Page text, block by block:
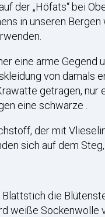
der „Höfats“ bei
in unseren
eine arme
von damals
getragen,
eine schwarze .
der mit
sich auf dem
die
weiße Sockenwolle